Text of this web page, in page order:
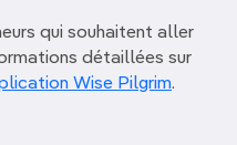
qui souhaitent aller
détaillées sur
Wise Pilgrim.